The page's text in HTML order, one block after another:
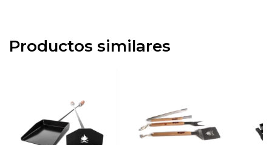
Productos similares